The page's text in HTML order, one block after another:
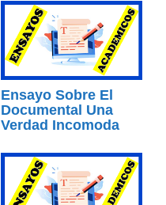
Ensayo Sobre El
Documental Una
Verdad Incomoda